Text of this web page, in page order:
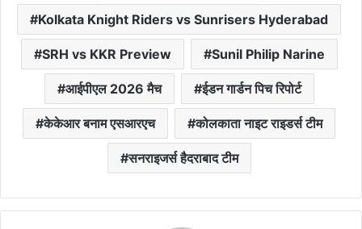
Kolkata Knight Riders vs Sunrisers Hyderabad
SRH vs KKR Preview Sunil Philip Narine
आईपीएल 2026 मैच ईडन गार्डन पिच रिपोर्ट
केकेआर बनाम एसआरएच कोलकाता नाइट राइडर्स टीम
सनराइजर्स हैदराबाद टीम